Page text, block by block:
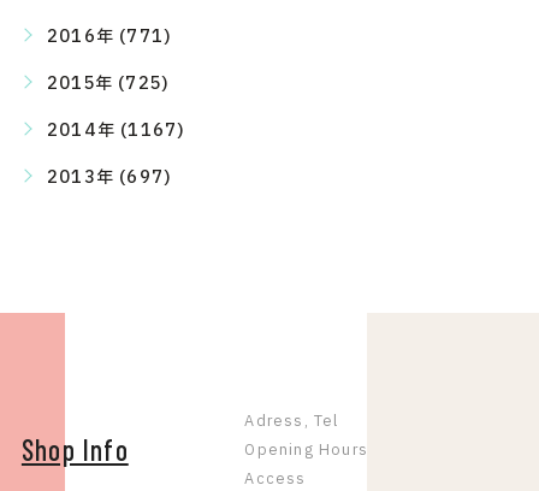
2016年 (771)
2015年 (725)
2014年 (1167)
2013年 (697)
Shop Info
Adress, Tel
Opening Hours
Access